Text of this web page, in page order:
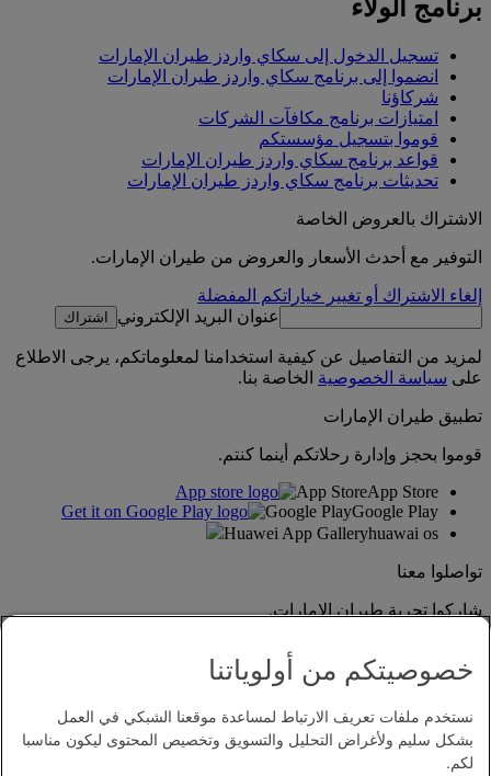
برنامج الولاء
تسجيل الدخول إلى سكاي واردز طيران الإمارات
انضموا إلى برنامج سكاي واردز طيران الإمارات
شركاؤنا
امتيازات برنامج مكافآت الشركات
قوموا بتسجيل مؤسستكم
قواعد برنامج سكاي واردز طيران الإمارات
تحديثات برنامج سكاي واردز طيران الإمارات
الاشتراك بالعروض الخاصة
التوفير مع أحدث الأسعار والعروض من طيران الإمارات.
إلغاء الاشتراك أو تغيير خياراتكم المفضلة
عنوان البريد الإلكتروني
اشتراك
لمزيد من التفاصيل عن كيفية استخدامنا لمعلوماتكم، يرجى الاطلاع
على سياسة الخصوصية الخاصة بنا.
تطبيق طيران الإمارات
قوموا بحجز وإدارة رحلاتكم أينما كنتم.
App StoreApp Store
Google PlayGoogle Play
Huawei App Galleryhuawai os
تواصلوا معنا
شاركوا تجربة طيران الإمارات.
خصوصيتكم من أولوياتنا
نستخدم ملفات تعريف الارتباط لمساعدة موقعنا الشبكي في العمل
بشكل سليم ولأغراض التحليل والتسويق وتخصيص المحتوى ليكون مناسبا
لكم.